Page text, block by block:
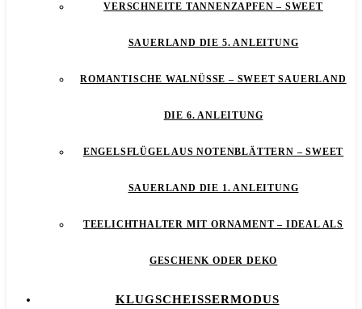
VERSCHNEITE TANNENZAPFEN – SWEET
SAUERLAND DIE 5. ANLEITUNG
ROMANTISCHE WALNÜSSE – SWEET SAUERLAND
DIE 6. ANLEITUNG
ENGELSFLÜGEL AUS NOTENBLÄTTERN – SWEET
SAUERLAND DIE 1. ANLEITUNG
TEELICHTHALTER MIT ORNAMENT – IDEAL ALS
GESCHENK ODER DEKO
KLUGSCHEISSERMODUS